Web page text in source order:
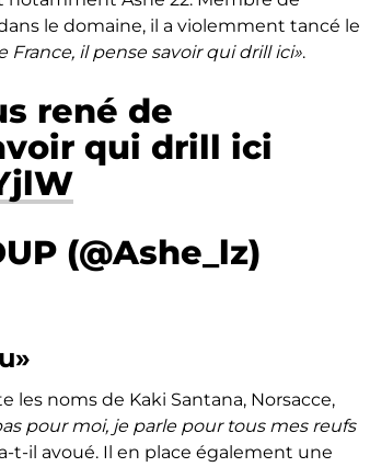
le domaine, il a violemment tancé le
France, il pense savoir qui drill ici».
rené de
qui drill ici
(@Ashe_lz)
les noms de Kaki Santana, Norsacce,
pour moi, je parle pour tous mes reufs
a-t-il avoué. Il en place également une